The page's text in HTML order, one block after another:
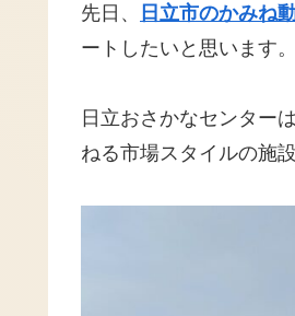
先日、 日立市のかみね
ートしたいと思います。
日立おさかなセンター
ねる市場スタイルの施